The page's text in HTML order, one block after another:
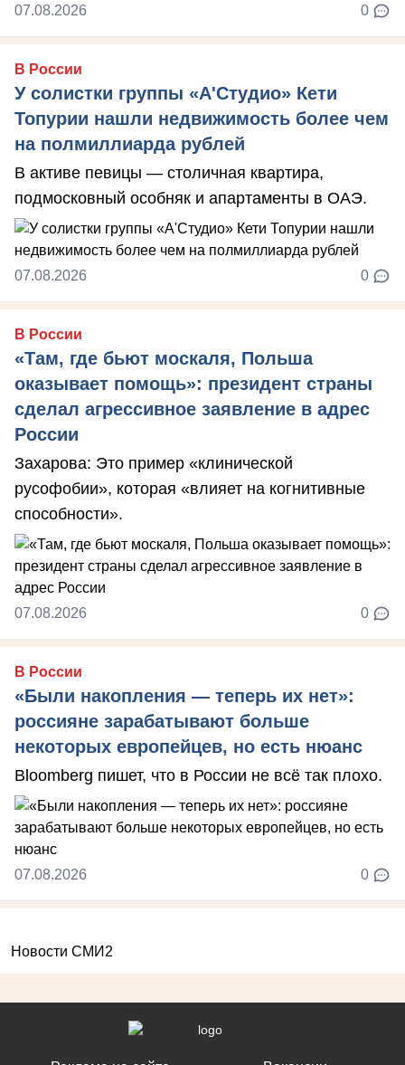
07.08.2026 0
В России
У солистки группы «А'Студио» Кети
Топурии нашли недвижимость более чем
на полмиллиарда рублей
В активе певицы — столичная квартира,
подмосковный особняк и апартаменты в ОАЭ.
07.08.2026 0
В России
«Там, где бьют москаля, Польша
оказывает помощь»: президент страны
сделал агрессивное заявление в адрес
России
Захарова: Это пример «клинической
русофобии», которая «влияет на когнитивные
способности».
07.08.2026 0
В России
«Были накопления — теперь их нет»:
россияне зарабатывают больше
некоторых европейцев, но есть нюанс
Bloomberg пишет, что в России не всё так плохо.
07.08.2026 0
Новости СМИ2